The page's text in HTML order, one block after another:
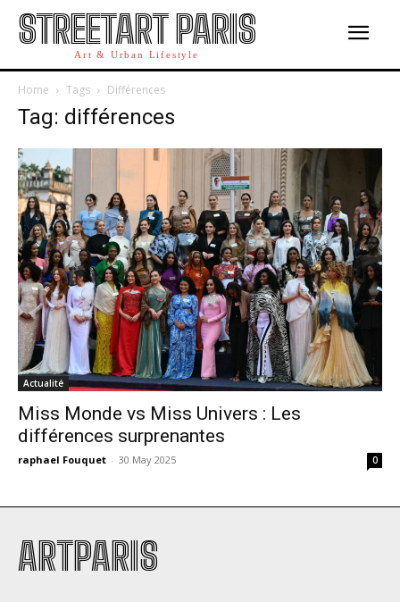
STREETART PARIS
Art & Urban Lifestyle
Home Tags Différences
Tag: différences
Actualité
Miss Monde vs Miss Univers : Les
différences surprenantes
raphael Fouquet - 30 May 2025 0
ARTPARIS